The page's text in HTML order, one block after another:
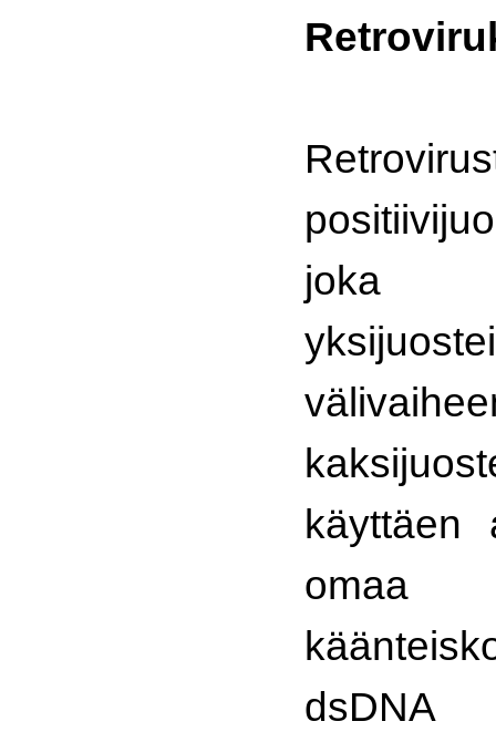
joka
käyttäen
omaa
dsDNA